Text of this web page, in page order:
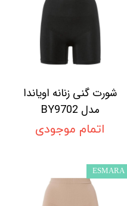
شورت گنی زنانه اویاندا
مدل BY9702
اتمام موجودی
ESMARA